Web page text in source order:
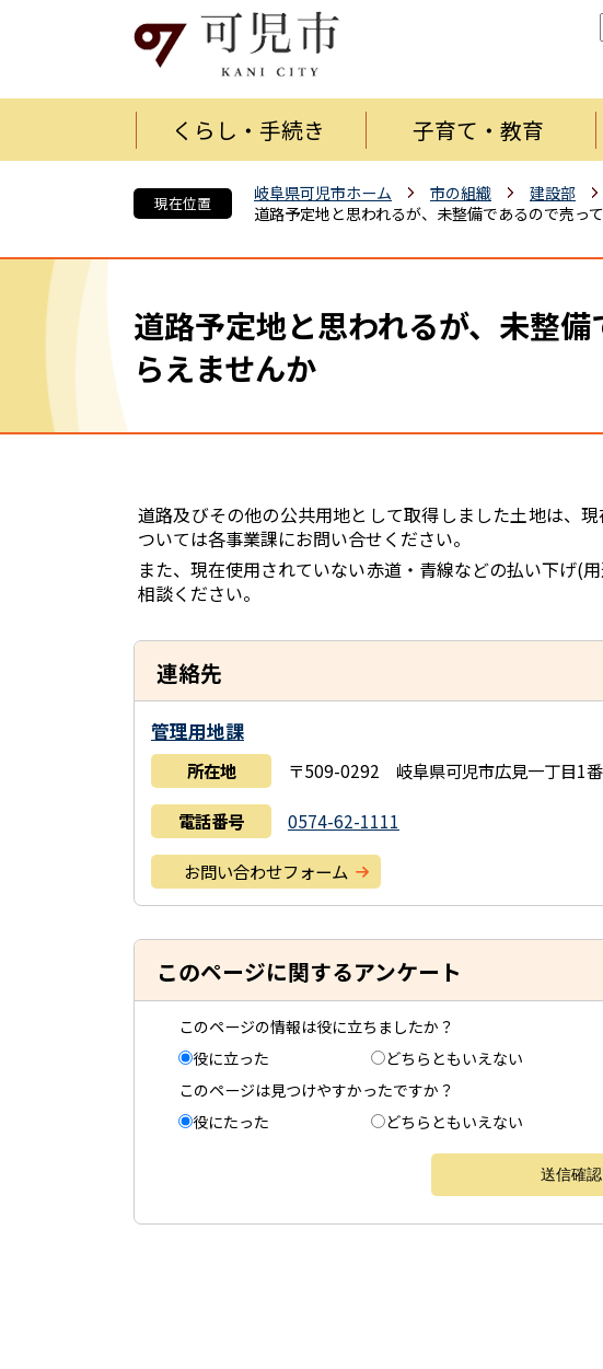
くらし・手続き 子育て・教育
現在位置 岐阜県可児市ホーム 市の組織 建設部
道路予定地と思われるが、未整備であるので売っ
道路予定地と思われるが、未整
らえませんか
道路及びその他の公共用地として取得しました土地は、
ついては各事業課にお問い合せください。
また、現在使用されていない赤道・青線などの払い下げ(
相談ください。
連絡先
管理用地課
所在地 〒509-0292 岐阜県可児市広見一丁目1
電話番号 0574-62-1111
お問い合わせフォーム
このページに関するアンケート
このページの情報は役に立ちましたか？
役に立った
どちらともいえない
このページは見つけやすかったですか？
役にたった
どちらともいえない